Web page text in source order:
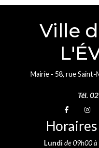
Ville
Mairie - 58, rue
Tél.
Suivez-
Lundi de 09h00